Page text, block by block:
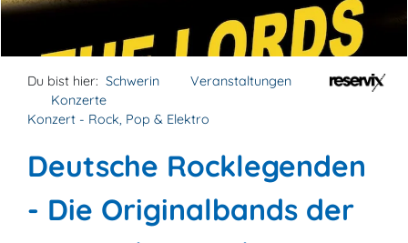
Du bist hier: Schwerin
Veranstaltungen
Konzerte
Konzert - Rock, Pop & Elektro
Deutsche Rocklegenden
- Die Originalbands der